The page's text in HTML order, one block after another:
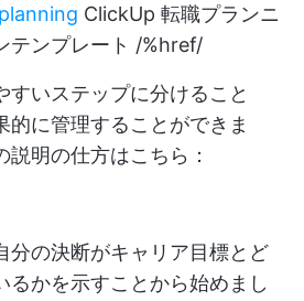
ClickUp 転職プランニ
テンプレート /%href/
すいステップに分けること
的に管理することができま
明の仕方はこちら：
分の決断がキャリア目標とど
るかを示すことから始めまし